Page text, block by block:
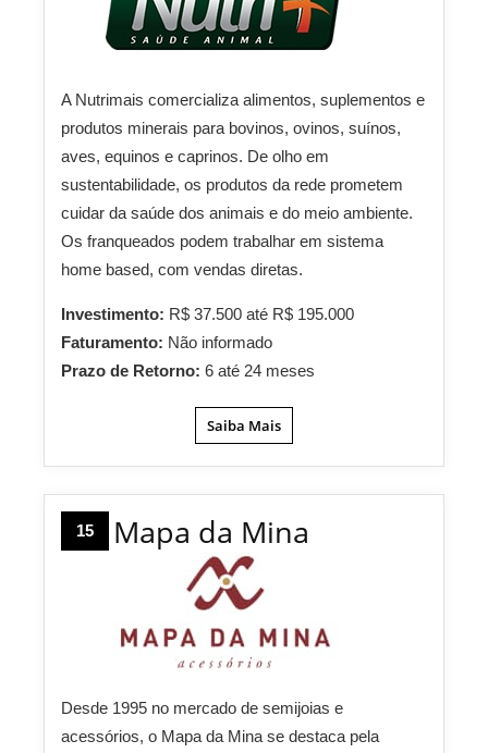
A Nutrimais comercializa alimentos, suplementos e
produtos minerais para bovinos, ovinos, suínos,
aves, equinos e caprinos. De olho em
sustentabilidade, os produtos da rede prometem
cuidar da saúde dos animais e do meio ambiente.
Os franqueados podem trabalhar em sistema
home based, com vendas diretas.
Investimento: R$ 37.500 até R$ 195.000
Faturamento: Não informado
Prazo de Retorno: 6 até 24 meses
Saiba Mais
15 Mapa da Mina
Desde 1995 no mercado de semijoias e
acessórios, o Mapa da Mina se destaca pela